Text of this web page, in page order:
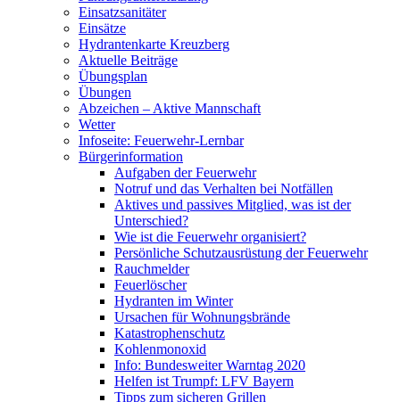
Einsatzsanitäter
Einsätze
Hydrantenkarte Kreuzberg
Aktuelle Beiträge
Übungsplan
Übungen
Abzeichen – Aktive Mannschaft
Wetter
Infoseite: Feuerwehr-Lernbar
Bürgerinformation
Aufgaben der Feuerwehr
Notruf und das Verhalten bei Notfällen
Aktives und passives Mitglied, was ist der
Unterschied?
Wie ist die Feuerwehr organisiert?
Persönliche Schutzausrüstung der Feuerwehr
Rauchmelder
Feuerlöscher
Hydranten im Winter
Ursachen für Wohnungsbrände
Katastrophenschutz
Kohlenmonoxid
Info: Bundesweiter Warntag 2020
Helfen ist Trumpf: LFV Bayern
Tipps zum sicheren Grillen